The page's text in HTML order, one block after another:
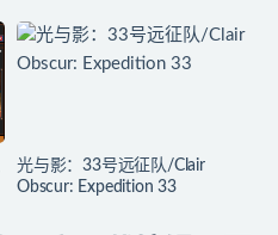
光与影：33号远征队/Clair
Obscur: Expedition 33